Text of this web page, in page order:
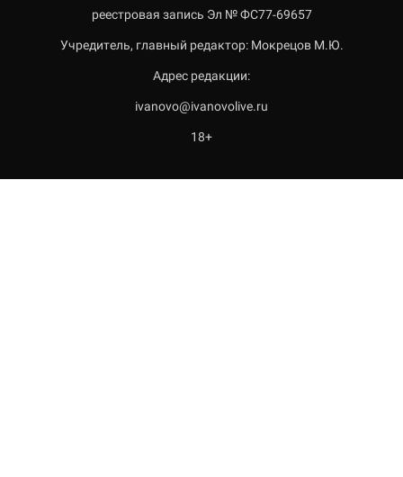
реестровая запись Эл № ФС77-69657
Учредитель, главный редактор: Мокрецов М.Ю.
Адрес редакции:
ivanovo@ivanovolive.ru
18+